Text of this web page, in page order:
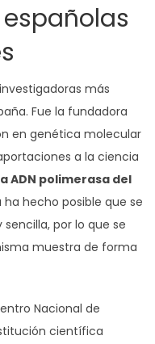
más
Fue la fundadora
en genética molecular
a la ciencia
ADN polimerasa del
ha hecho posible que se
por lo que se
muestra de forma
Nacional de
científica